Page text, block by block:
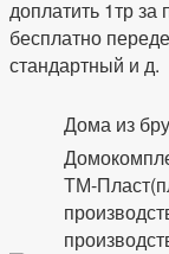
доплатить 1тр за
бесплатно
стандартный и д.
Дома из
ТМ-